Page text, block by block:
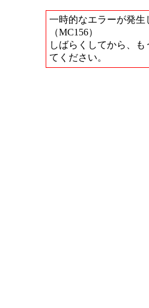
一時的なエラーが発生
（MC156）
しばらくしてから、も
てください。